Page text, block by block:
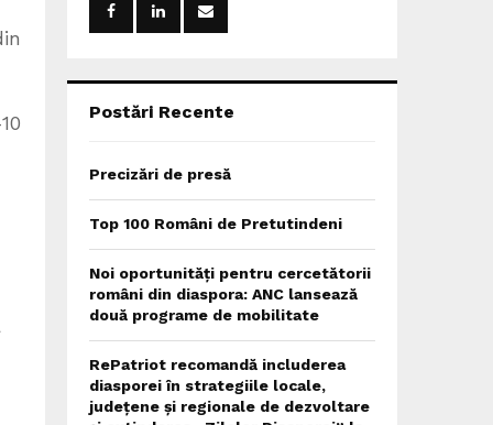
:
Postări Recente
Precizări de presă
Top 100 Români de Pretutindeni
Noi oportunități pentru cercetătorii
români din diaspora: ANC lansează
două programe de mobilitate
RePatriot recomandă includerea
diasporei în strategiile locale,
județene și regionale de dezvoltare